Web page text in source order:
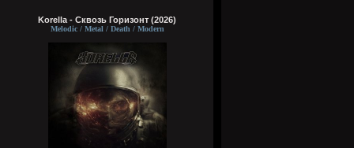
Korella - Сквозь Горизонт (2026)
Melodic / Metal / Death / Modern